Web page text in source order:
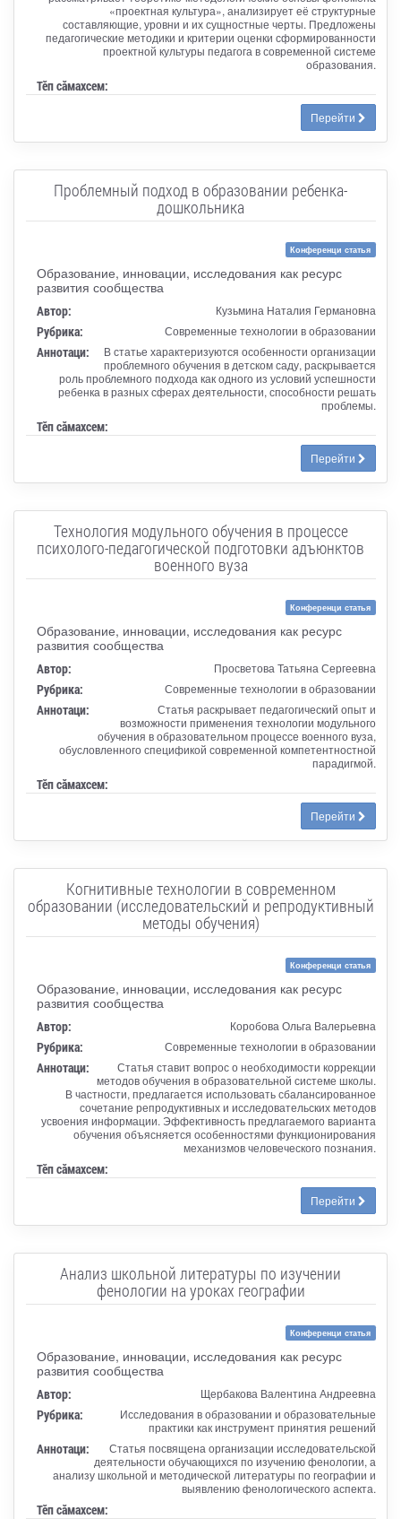
«проектная культура», анализирует её структурные
составляющие, уровни и их сущностные черты. Предложены
педагогические методики и критерии оценки сформированности
проектной культуры педагога в современной системе
образования.
Тӗп сӑмахсем:
Перейти
Проблемный подход в образовании ребенка-
дошкольника
Конференци статья
Образование, инновации, исследования как ресурс
развития сообщества
Автор: Кузьмина Наталия Германовна
Рубрика: Современные технологии в образовании
Аннотаци:
В статье характеризуются особенности организации
проблемного обучения в детском саду, раскрывается
роль проблемного подхода как одного из условий успешности
ребенка в разных сферах деятельности, способности решать
проблемы.
Тӗп сӑмахсем:
Перейти
Технология модульного обучения в процессе
психолого-педагогической подготовки адъюнктов
военного вуза
Конференци статья
Образование, инновации, исследования как ресурс
развития сообщества
Автор: Просветова Татьяна Сергеевна
Рубрика: Современные технологии в образовании
Аннотаци:
Статья раскрывает педагогический опыт и
возможности применения технологии модульного
обучения в образовательном процессе военного вуза,
обусловленного спецификой современной компетентностной
парадигмой.
Тӗп сӑмахсем:
Перейти
Когнитивные технологии в современном
образовании (исследовательский и репродуктивный
методы обучения)
Конференци статья
Образование, инновации, исследования как ресурс
развития сообщества
Автор: Коробова Ольга Валерьевна
Рубрика: Современные технологии в образовании
Аннотаци:
Статья ставит вопрос о необходимости коррекции
методов обучения в образовательной системе школы.
В частности, предлагается использовать сбалансированное
сочетание репродуктивных и исследовательских методов
усвоения информации. Эффективность предлагаемого варианта
обучения объясняется особенностями функционирования
механизмов человеческого познания.
Тӗп сӑмахсем:
Перейти
Анализ школьной литературы по изучении
фенологии на уроках географии
Конференци статья
Образование, инновации, исследования как ресурс
развития сообщества
Автор: Щербакова Валентина Андреевна
Рубрика:
Исследования в образовании и образовательные
практики как инструмент принятия решений
Аннотаци:
Статья посвящена организации исследовательской
деятельности обучающихся по изучению фенологии, а
анализу школьной и методической литературы по географии и
выявлению фенологического аспекта.
Тӗп сӑмахсем: